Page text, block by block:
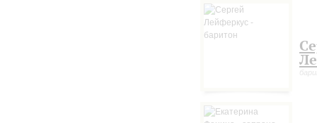
«Сергей Лейферкус –
обозреватель
Важные страницы в
Королевский оперный
оркестрами и такими